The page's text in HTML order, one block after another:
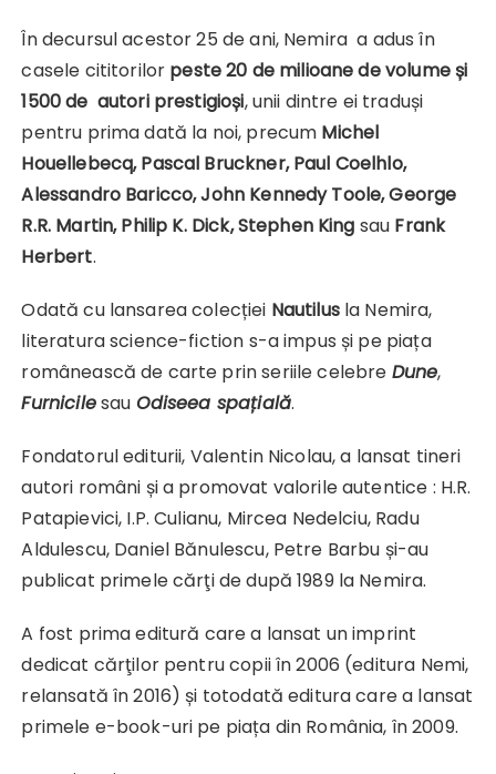
În decursul acestor 25 de ani, Nemira a adus în
casele cititorilor peste 20 de milioane de volume și
1500 de autori prestigioși, unii dintre ei traduși
pentru prima dată la noi, precum Michel
Houellebecq, Pascal Bruckner, Paul Coelhlo,
Alessandro Baricco, John Kennedy Toole, George
R.R. Martin, Philip K. Dick,Stephen King sau Frank
Herbert.
Odată cu lansarea colecției Nautilus la Nemira,
literatura science-fiction s-a impus și pe piața
românească de carte prin seriile celebre Dune,
Furnicilesau Odiseea spațială.
Fondatorul editurii, Valentin Nicolau, a lansat tineri
autori români și a promovat valorile autentice : H.R.
Patapievici, I.P. Culianu, Mircea Nedelciu, Radu
Aldulescu, Daniel Bănulescu, Petre Barbu și-au
publicat primele cărţi de după 1989 la Nemira.
A fost prima editură care a lansat un imprint
dedicat cărţilor pentru copii în 2006 (editura Nemi,
relansată în 2016) și totodată editura care a lansat
primele e-book-uri pe piața din România, în 2009.